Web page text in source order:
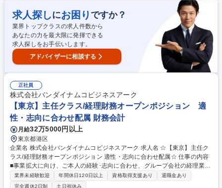
マネジメント 【仕事の魅力】AI×経理の最前線で、新しい仕事のスタンダ
ードを自ら定義できます。数百万規模の膨大なデータを直接扱い、CFOと
近い距離で財務戦略に携わりながらIPO準備という貴重な経験を積める環
境です。 募集職種 【財務経理・FP＆Aマネージャー】AI×BIでカウシェの
財務基盤を0から構築
求人探しにお困り ですか？
業界トップクラスの求人件数から
あなたの力を最大限に発揮できる
求人探しをお手伝いします。
アドバイザーに相談する
正社員
株式会社バンダイナムコビジネスアーク
【東京】主任クラス/経理財務オープンポジション 適
性・志向に合わせ配属 財務会計
月給32万5000円以上
東京都港区
企業名 株式会社バンダイナムコビジネスアーク 求人名 ☆【東京】主任ク
ラス/経理財務オープンポジション 適性・志向に合わせ配属☆ 仕事の内容
■事業拡大に向け、ご本人の経験･志向に合わせ、グループ会社の経理業務
をお任せします。オープンポジション：スキルや志向を考慮した上で、経
理(会計・財務･税務含む)配属先決定。 【詳細】月次･四半期･年次決算/税
業界未経験歓迎 年間休日120日以上 資格取得支援あり
退職金あり
完全週休2日制
土日祝休み